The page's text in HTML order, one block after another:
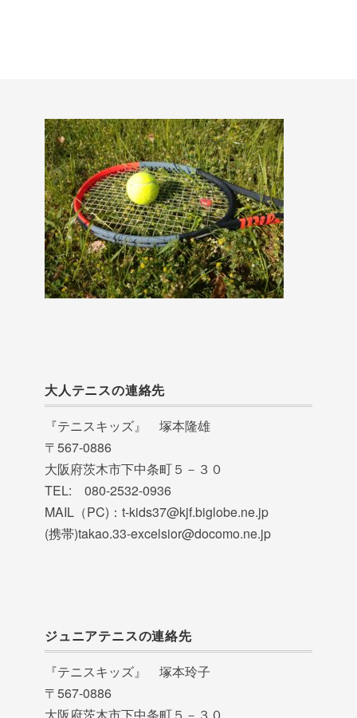
大人テニスの連絡先
『テニスキッズ』 塚本隆雄
〒567-0886
大阪府茨木市下中条町５－３０
TEL: 080-2532-0936
MAIL（PC)：t-kids37@kjf.biglobe.ne.jp
(携帯)takao.33-excelsior@docomo.ne.jp
ジュニアテニスの連絡先
『テニスキッズ』 塚本玲子
〒567-0886
大阪府茨木市下中条町５－３０